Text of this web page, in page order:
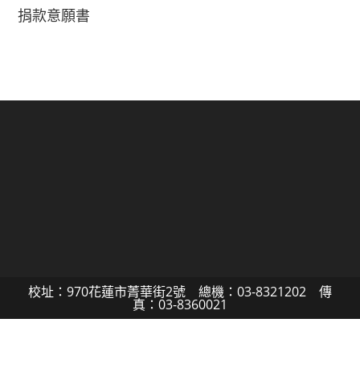
捐款意願書
校址：970花蓮市菁華街2號 總機：03-8321202 傳
真：03-8360021